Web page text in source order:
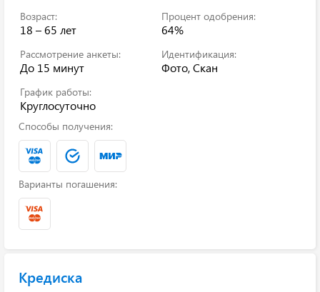
Возраст:
18 – 65 лет
Процент одобрения:
64%
Рассмотрение анкеты:
До 15 минут
Идентификация:
Фото, Скан
График работы:
Круглосуточно
Способы получения:
Варианты погашения:
Кредиска